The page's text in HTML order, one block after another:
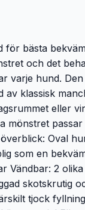
för bästa
och det
varje hund.
av klassisk
eller
mönstret passar
Oval
som en
Vändbar: 2
skotskrutig
tjock